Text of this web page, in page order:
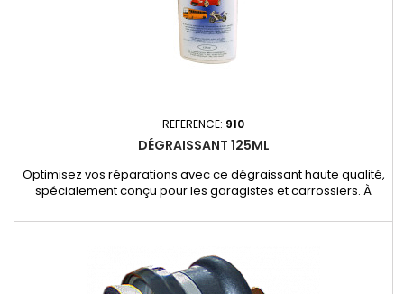
REFERENCE: 910
DÉGRAISSANT 125ML
Optimisez vos réparations avec ce dégraissant haute qualité,
spécialement conçu pour les garagistes et carrossiers. À
efficacement les pièces en plastique, le cuir, les jantes et bien
plastique ou peinture. Préparation des surfaces pour...